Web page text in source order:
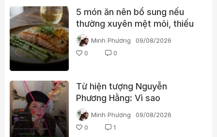
5 món ăn nên bổ sung nếu
thường xuyên mệt mỏi, thiếu
năng lượng
Minh Phương
09/08/2026
0
0
Từ hiện tượng Nguyễn
Phương Hằng: Vì sao
livestream càng gây tranh cãi
càng dễ “bùng nổ”?
Minh Phương
09/08/2026
0
1